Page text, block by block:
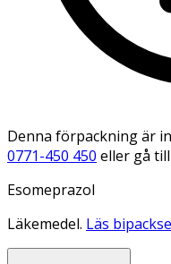
Denna förpackning är
0771-450 450 eller gå
Esomeprazol
Läkemedel. Läs